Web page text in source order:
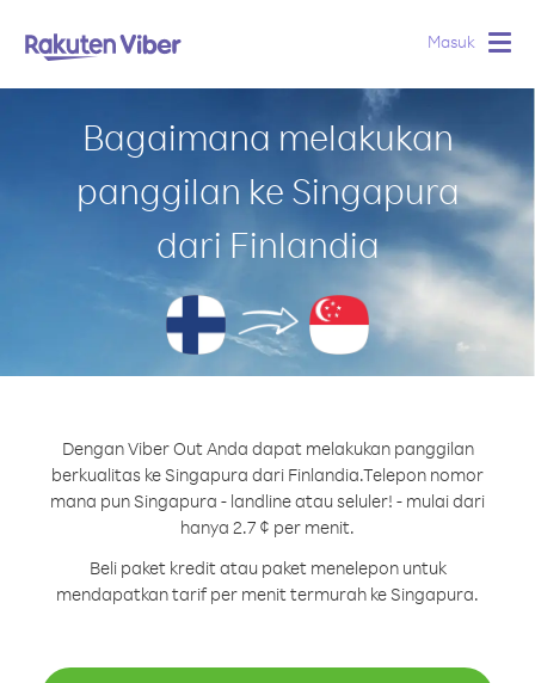
Masuk
Bagaimana melakukan
panggilan ke Singapura
dari Finlandia
Dengan Viber Out Anda dapat melakukan panggilan
berkualitas ke Singapura dari Finlandia.Telepon nomor
mana pun Singapura - landline atau seluler! - mulai dari
hanya 2.7 ¢ per menit.
Beli paket kredit atau paket menelepon untuk
mendapatkan tarif per menit termurah ke Singapura.